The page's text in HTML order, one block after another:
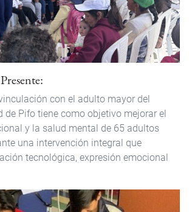
con el adulto mayor del
de Pifo tiene como objetivo mejorar el
y la salud mental de 65 adultos
una intervención integral que
tecnológica, expresión emocional